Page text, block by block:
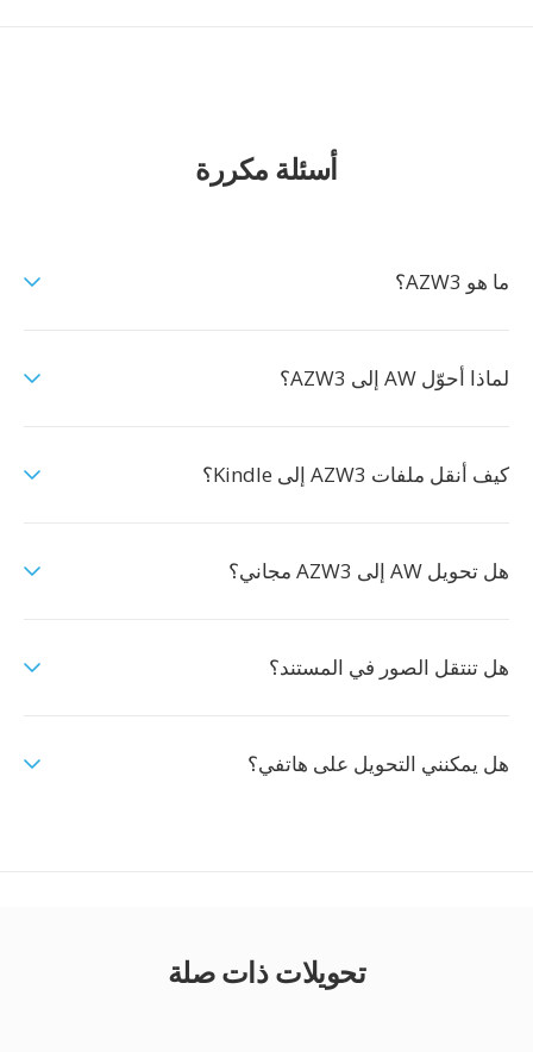
أسئلة مكررة
ما هو AZW3؟
لماذا أحوّل AW إلى AZW3؟
كيف أنقل ملفات AZW3 إلى Kindle؟
هل تحويل AW إلى AZW3 مجاني؟
هل تنتقل الصور في المستند؟
هل يمكنني التحويل على هاتفي؟
تحويلات ذات صلة